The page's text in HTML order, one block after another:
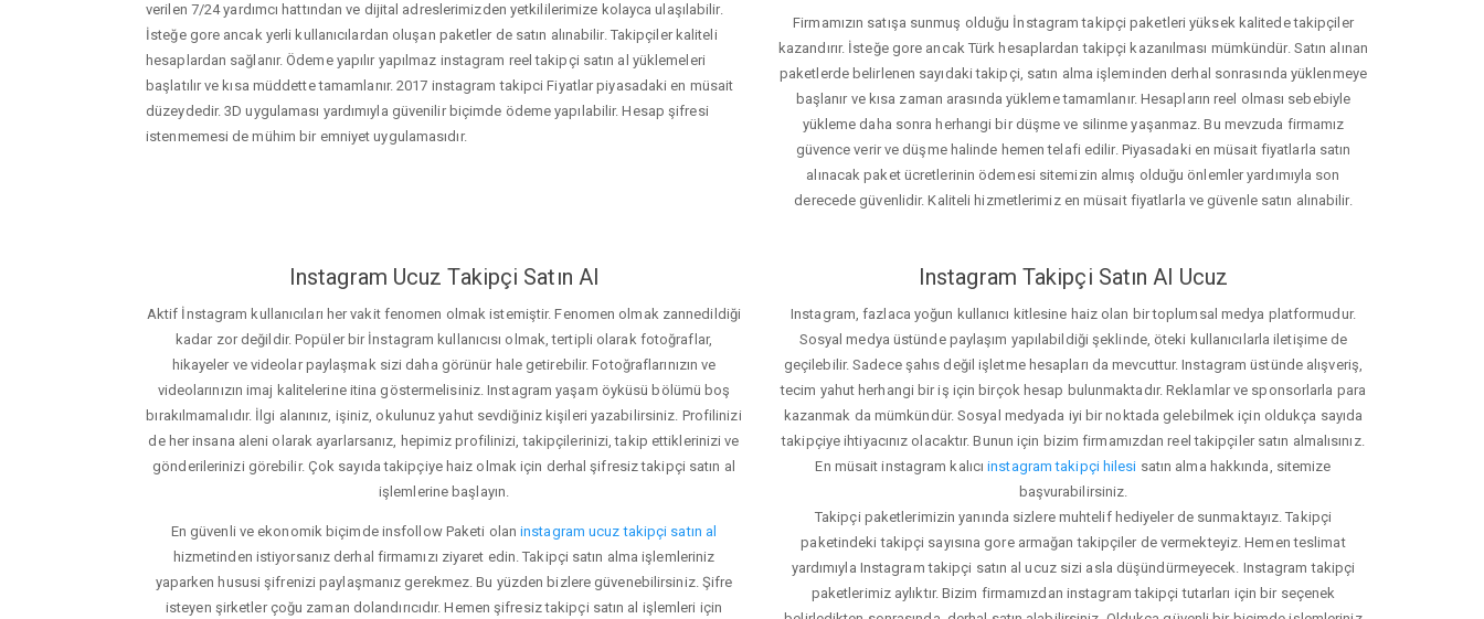
verilen 7/24 yardımcı hattından ve dijital adreslerimizden yetkililerimize kolayca ulaşılabilir.
İsteğe gore ancak yerli kullanıcılardan oluşan paketler de satın alınabilir. Takipçiler kaliteli
hesaplardan sağlanır. Ödeme yapılır yapılmaz instagram reel takipçi satın al yüklemeleri
başlatılır ve kısa müddette tamamlanır. 2017 instagram takipci Fiyatlar piyasadaki en müsait
düzeydedir. 3D uygulaması yardımıyla güvenilir biçimde ödeme yapılabilir. Hesap şifresi
istenmemesi de mühim bir emniyet uygulamasıdır.
Firmamızın satışa sunmuş olduğu İnstagram takipçi paketleri yüksek kalitede takipçiler
kazandırır. İsteğe gore ancak Türk hesaplardan takipçi kazanılması mümkündür. Satın alınan
paketlerde belirlenen sayıdaki takipçi, satın alma işleminden derhal sonrasında yüklenmeye
başlanır ve kısa zaman arasında yükleme tamamlanır. Hesapların reel olması sebebiyle
yükleme daha sonra herhangi bir düşme ve silinme yaşanmaz. Bu mevzuda firmamız
güvence verir ve düşme halinde hemen telafi edilir. Piyasadaki en müsait fiyatlarla satın
alınacak paket ücretlerinin ödemesi sitemizin almış olduğu önlemler yardımıyla son
derecede güvenlidir. Kaliteli hizmetlerimiz en müsait fiyatlarla ve güvenle satın alınabilir.
Instagram Ucuz Takipçi Satın Al
Aktif İnstagram kullanıcıları her vakit fenomen olmak istemiştir. Fenomen olmak zannedildiği
kadar zor değildir. Popüler bir İnstagram kullanıcısı olmak, tertipli olarak fotoğraflar,
hikayeler ve videolar paylaşmak sizi daha görünür hale getirebilir. Fotoğraflarınızın ve
videolarınızın imaj kalitelerine itina göstermelisiniz. Instagram yaşam öyküsü bölümü boş
bırakılmamalıdır. İlgi alanınız, işiniz, okulunuz yahut sevdiğiniz kişileri yazabilirsiniz. Profilinizi
de her insana aleni olarak ayarlarsanız, hepimiz profilinizi, takipçilerinizi, takip ettiklerinizi ve
gönderilerinizi görebilir. Çok sayıda takipçiye haiz olmak için derhal şifresiz takipçi satın al
işlemlerine başlayın.
En güvenli ve ekonomik biçimde insfollow Paketi olaninstagram ucuz takipçi satın al
hizmetinden istiyorsanız derhal firmamızı ziyaret edin. Takipçi satın alma işlemleriniz
yaparken hususi şifrenizi paylaşmanız gerekmez. Bu yüzden bizlere güvenebilirsiniz. Şifre
isteyen şirketler çoğu zaman dolandırıcıdır. Hemen şifresiz takipçi satın al işlemleri için
Instagram Takipçi Satın Al Ucuz
Instagram, fazlaca yoğun kullanıcı kitlesine haiz olan bir toplumsal medya platformudur.
Sosyal medya üstünde paylaşım yapılabildiği şeklinde, öteki kullanıcılarla iletişime de
geçilebilir. Sadece şahıs değil işletme hesapları da mevcuttur. Instagram üstünde alışveriş,
tecim yahut herhangi bir iş için birçok hesap bulunmaktadır. Reklamlar ve sponsorlarla para
kazanmak da mümkündür. Sosyal medyada iyi bir noktada gelebilmek için oldukça sayıda
takipçiye ihtiyacınız olacaktır. Bunun için bizim firmamızdan reel takipçiler satın almalısınız.
En müsait instagram kalıcıinstagram takipçi hilesi satın alma hakkında, sitemize
başvurabilirsiniz.
Takipçi paketlerimizin yanında sizlere muhtelif hediyeler de sunmaktayız. Takipçi
paketindeki takipçi sayısına gore armağan takipçiler de vermekteyiz. Hemen teslimat
yardımıyla Instagram takipçi satın al ucuz sizi asla düşündürmeyecek. Instagram takipçi
paketlerimiz aylıktır. Bizim firmamızdan instagram takipçi tutarları için bir seçenek